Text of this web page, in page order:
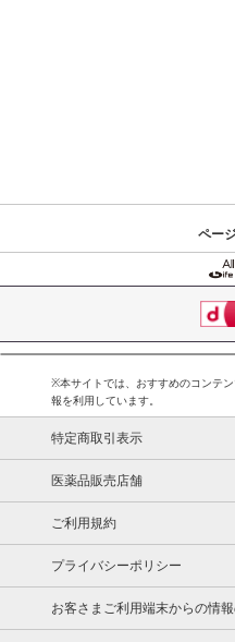
発送日カレンダー
休業日
■その他共通および商品カテゴ
さい）
こちらの情報は
ペー
※本サイトでは、おすすめのコンテ
報を利用しています。
特定商取引表示
医薬品販売店舗
ご利用規約
プライバシーポリシー
お客さまご利用端末からの情